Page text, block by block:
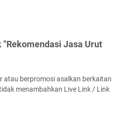
Jasa Urut
atau berpromosi asalkan berkaitan
menambahkan Live Link / Link